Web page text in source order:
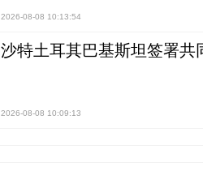
2026-08-08 10:13:54
沙特土耳其巴基斯坦签署共
2026-08-08 10:09:13